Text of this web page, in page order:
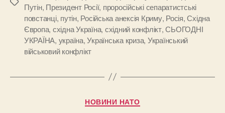
Путін, Президент Росії, проросійські сепаратистські
повстанці, путін, Російська анексія Криму, Росія,Східна
Європа, східна Україна, східний конфлікт,СЬОГОДНІ
УКРАЇНА, україна,Українська криза, Український
військовий конфлікт
Категорії
НОВИНИ НАТО